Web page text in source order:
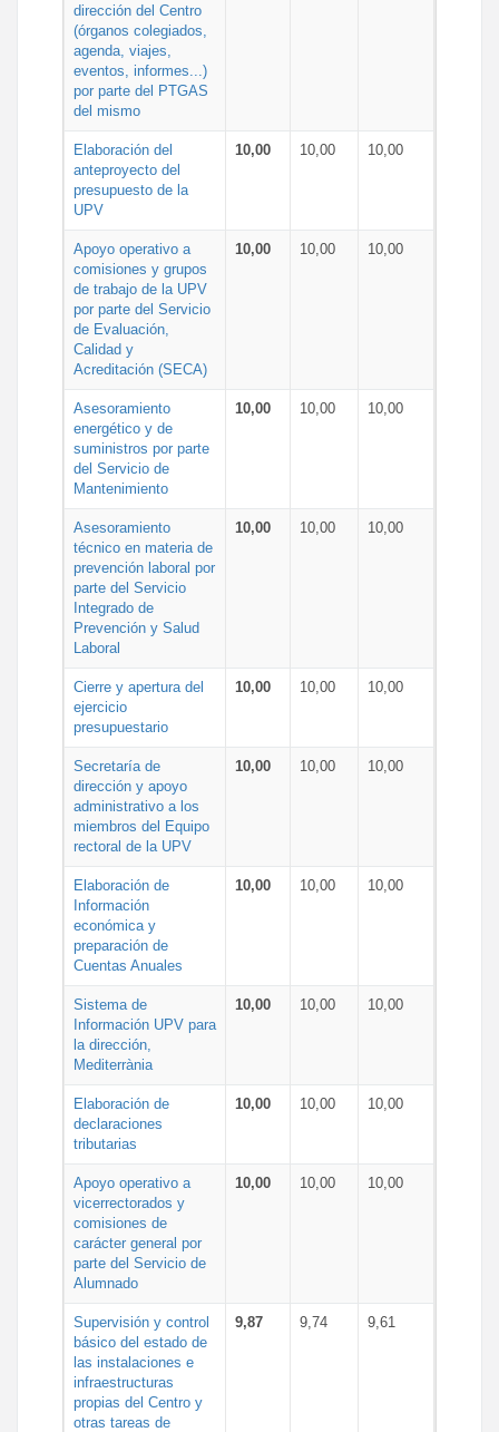
dirección del Centro
(órganos colegiados,
agenda, viajes,
eventos, informes...)
por parte del PTGAS
del mismo
Elaboración del
anteproyecto del
presupuesto de la
UPV
10,00 10,00 10,00
Apoyo operativo a
comisiones y grupos
de trabajo de la UPV
por parte del Servicio
de Evaluación,
Calidad y
Acreditación (SECA)
10,00 10,00 10,00
Asesoramiento
energético y de
suministros por parte
del Servicio de
Mantenimiento
10,00 10,00 10,00
Asesoramiento
técnico en materia de
prevención laboral por
parte del Servicio
Integrado de
Prevención y Salud
Laboral
10,00 10,00 10,00
Cierre y apertura del
ejercicio
presupuestario
10,00 10,00 10,00
Secretaría de
dirección y apoyo
administrativo a los
miembros del Equipo
rectoral de la UPV
10,00 10,00 10,00
Elaboración de
Información
económica y
preparación de
Cuentas Anuales
10,00 10,00 10,00
Sistema de
Información UPV para
la dirección,
Mediterrània
10,00 10,00 10,00
Elaboración de
declaraciones
tributarias
10,00 10,00 10,00
Apoyo operativo a
vicerrectorados y
comisiones de
carácter general por
parte del Servicio de
Alumnado
10,00 10,00 10,00
Supervisión y control
básico del estado de
las instalaciones e
infraestructuras
propias del Centro y
otras tareas de
9,87 9,74 9,61